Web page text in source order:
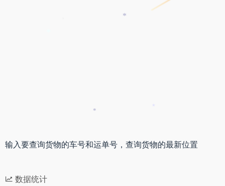
输入要查询货物的车号和运单号，查询货物的最新位置
数据统计